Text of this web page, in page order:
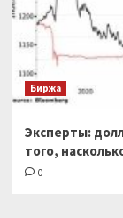
Биржа
Эксперты:
того,
0